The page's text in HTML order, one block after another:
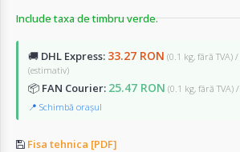
Include taxa de timbru verde.
🚚 DHL Express: 33.27 RON (0.1 kg, fără TVA)
(estimativ)
📦 FAN Courier: 25.47 RON (0.1 kg, fără TVA)
📍 Schimbă orașul
Fisa tehnica [PDF]